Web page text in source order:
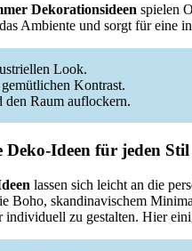
Dekorationsideen spielen
Ambiente und sorgt für eine
Look.
Kontrast.
den Raum auflockern.
Deko-Ideen für jeden Stil
lassen sich leicht an die
Boho, skandinavischem
individuell zu gestalten. Hier